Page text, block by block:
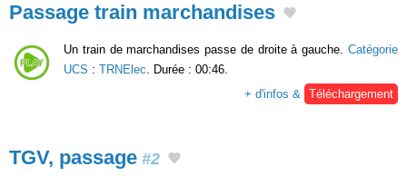
Passage train marchandises
Un train de marchandises passe de droite à gauche. Catégorie
UCS : TRNElec . Durée : 00:46.
+ d'infos &
Téléchargement
TGV, passage #2